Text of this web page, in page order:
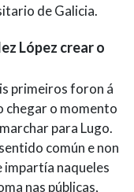
de Galicia.
López crear o
primeiros foron á
chegar o momento
para Lugo.
común e non
impartía naqueles
nas públicas,